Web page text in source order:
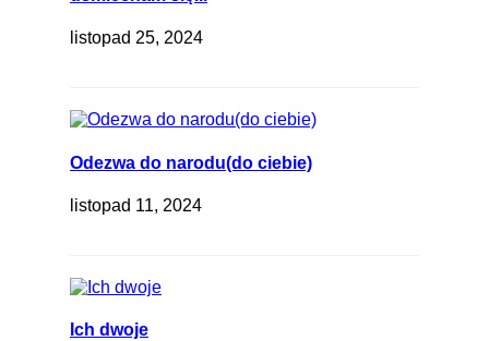
listopad 25, 2024
Odezwa do narodu(do ciebie)
listopad 11, 2024
Ich dwoje